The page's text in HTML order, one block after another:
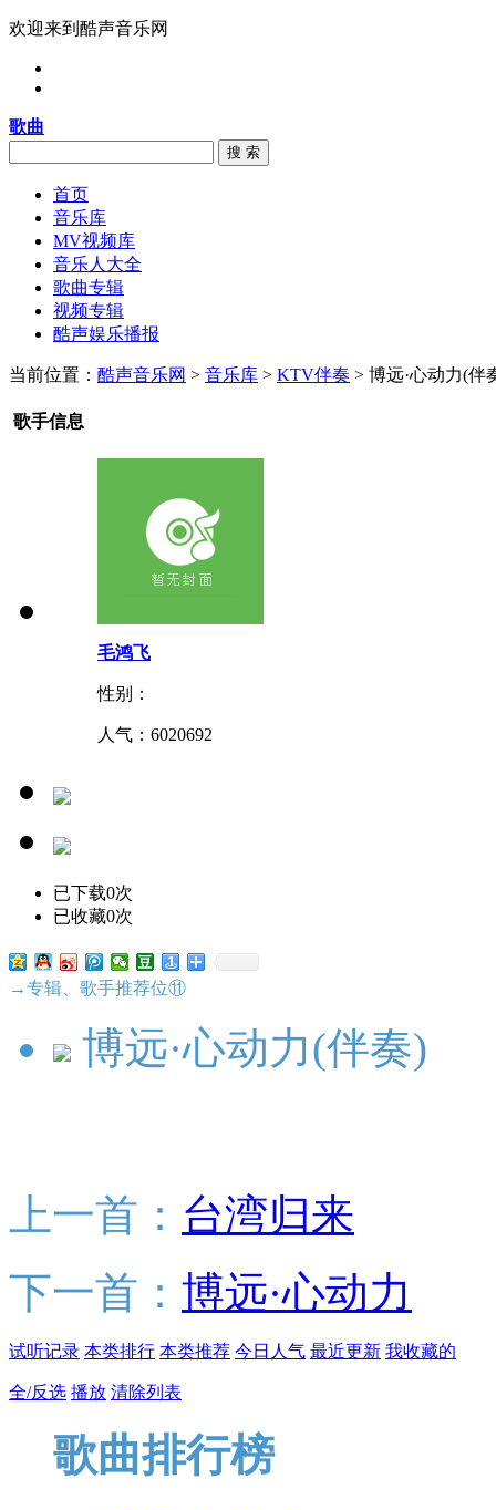
欢迎来到酷声音乐网
歌曲
搜 索
首页
音乐库
MV视频库
音乐人大全
歌曲专辑
视频专辑
酷声娱乐播报
当前位置： 酷声音乐网 > 音乐库 > KTV伴奏 > 博远·心动力(伴
歌手信息
毛鸿飞
性别：
人气： 6020692
已下载0次
已收藏0次
→专辑、歌手推荐位⑪
博远·心动力(伴奏)
上一首： 台湾归来
下一首： 博远·心动力
试听记录 本类排行 本类推荐 今日人气 最近更新 我收藏的
全/反选 播放 清除列表
歌曲排行榜